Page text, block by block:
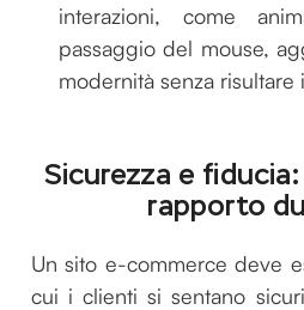
interazioni, come
passaggio del mouse,
modernità senza risultare
Sicurezza e
rapporto
Un sito e-commerce deve
cui i clienti si sentano